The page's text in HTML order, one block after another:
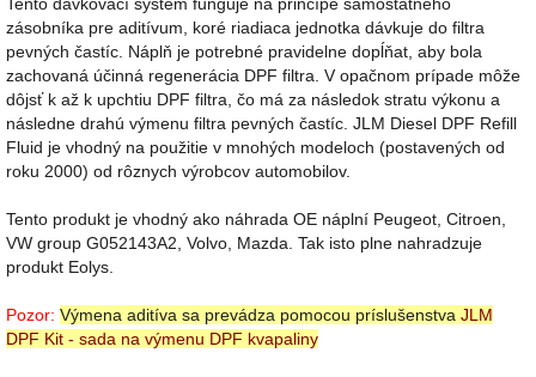
Tento dávkovací systém funguje na princípe samostatného
zásobníka pre aditívum, koré riadiaca jednotka dávkuje do filtra
pevných častíc. Náplň je potrebné pravidelne dopĺňat, aby bola
zachovaná účinná regenerácia DPF filtra. V opačnom prípade môže
dôjsť k až k upchtiu DPF filtra, čo má za následok stratu výkonu a
následne drahú výmenu filtra pevných častíc. JLM Diesel DPF Refill
Fluid je vhodný na použitie v mnohých modeloch (postavených od
roku 2000) od rôznych výrobcov automobilov.
Tento produkt je vhodný ako náhrada OE náplní Peugeot, Citroen,
VW group G052143A2, Volvo, Mazda. Tak isto plne nahradzuje
produkt Eolys.
Pozor: Výmena aditíva sa prevádza pomocou príslušenstva JLM
DPF Kit - sada na výmenu DPF kvapaliny